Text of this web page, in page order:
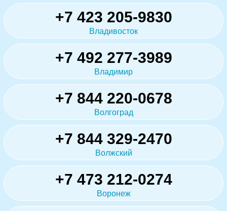
+7 423 205-9830
Владивосток
+7 492 277-3989
Владимир
+7 844 220-0678
Волгоград
+7 844 329-2470
Волжский
+7 473 212-0274
Воронеж